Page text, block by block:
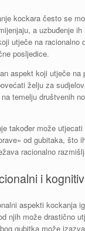
kockara često se
a uzbuđenje
utječe na racionalno
posljedice.
aspekt koji utječe
želju za
temelju društvenih
također može
od gubitaka, što
racionalno
i
aspekti kockanja
njih može drastično
gubitka može